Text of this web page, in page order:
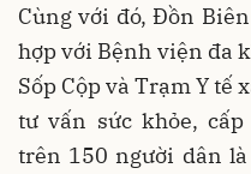
Cùng với đó, Đồn
hợp với Bệnh viện đa
Sốp Cộp và Trạm Y tế
tư vấn sức khỏe,
trên 150 người dân